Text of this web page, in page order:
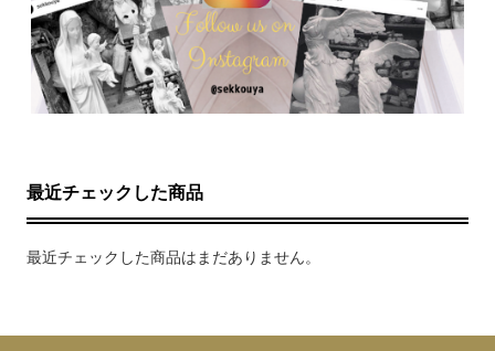
最近チェックした商品
最近チェックした商品はまだありません。